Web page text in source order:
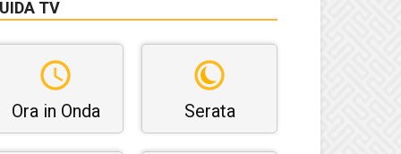
TV
Ora in Onda Serata